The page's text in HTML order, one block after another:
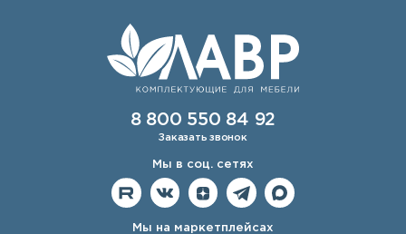
8 800 550 84 92
Заказать звонок
Мы в соц. сетях
Мы на маркетплейсах